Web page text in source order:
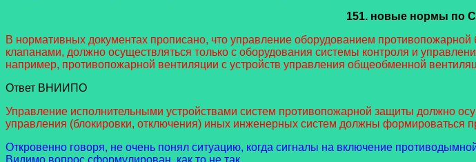
151. новые нормы по
В нормативных документах прописано, что управление оборудованием
клапанами, должно осуществляться только с оборудования системы контроля и
например, противопожарной вентиляции с устройств управления общеобменной
Ответ ВНИИПО
Управление исполнительными устройствами систем противопожарной защиты должно
управления (блокировки, отключения) иных инженерных систем должны
Откровенно говоря, не очень понял ситуацию, когда сигналы на включение